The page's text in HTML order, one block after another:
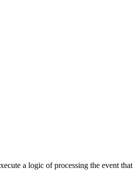
a logic of processing the event